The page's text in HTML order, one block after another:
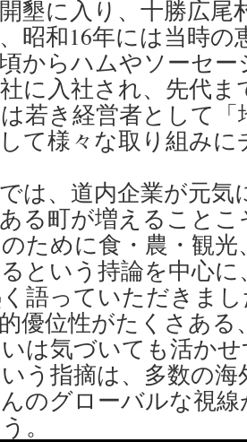
墾に入り、十勝広尾
昭和16年には当時の
からハムやソーセ
に入社され、先代ま
若き経営者として
て様々な取り組み
は、道内企業が元気
る町が増えること
ために食・農・観
という持論を中心
語っていただきま
優位性がたくさあ
は気づいても活か
う指摘は、多数の
のグローバルな視
。